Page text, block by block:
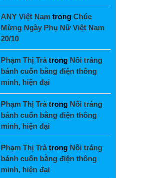
ANY Việt Nam trong Chúc
Mừng Ngày Phụ Nữ Việt Nam
20/10
Phạm Thị Tràtrong Nồi tráng
bánh cuốn bằng điện thông
minh, hiện đại
Phạm Thị Tràtrong Nồi tráng
bánh cuốn bằng điện thông
minh, hiện đại
Phạm Thị Tràtrong Nồi tráng
bánh cuốn bằng điện thông
minh, hiện đại